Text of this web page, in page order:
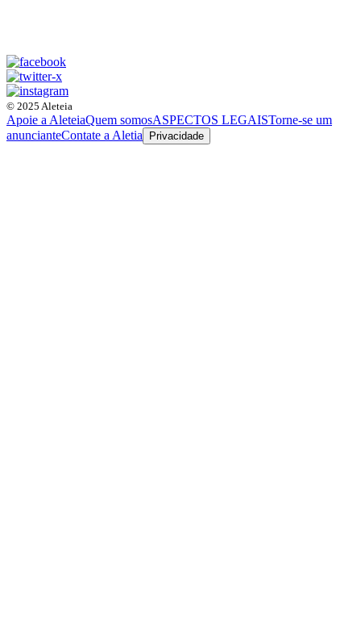
© 2025 Aleteia
Apoie a AleteiaQuem somosASPECTOS LEGAISTorne-se um
anuncianteContate a Aletia Privacidade